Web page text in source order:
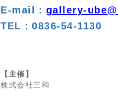
E-mail： gallery-
TEL：0836-54-1130
【主催】
株式会社三和